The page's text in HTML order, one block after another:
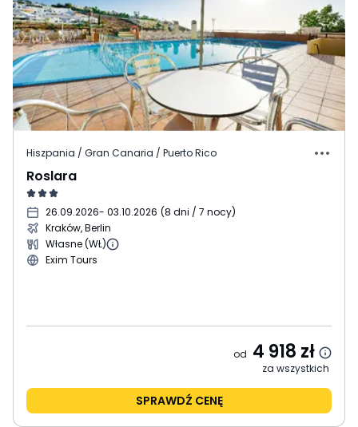
Hiszpania / Gran Canaria / Puerto Rico
Roslara
26.09.2026- 03.10.2026 (8 dni / 7 nocy)
Kraków, Berlin
Własne (WŁ)
Exim Tours
od 4 918 zł
za wszystkich
SPRAWDŹ CENĘ